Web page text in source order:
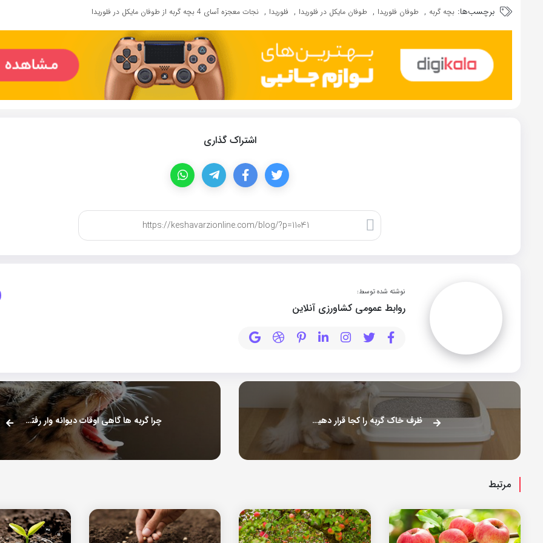
برچسب‌ها: بچه گربه , طوفان فلوریدا , طوفان مایکل در فلوریدا , فلوریدا , نجات معجزه آسای 4 بچه گربه از طوفان مایکل در فلوریدا
اشتراک گذاری
نوشته شده توسط:
روابط عمومی کشاورزی آنلاین
ظرف خاک گربه را کجا قرار دهیم؟ چرا گربه ها گاهی اوقات دیوانه وار رفتار می کنند؟
مرتبط